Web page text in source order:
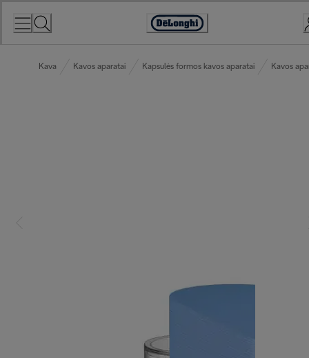
Accessibility
Kava Kavos aparatai Kapsulės formos kavos aparatai Kavos